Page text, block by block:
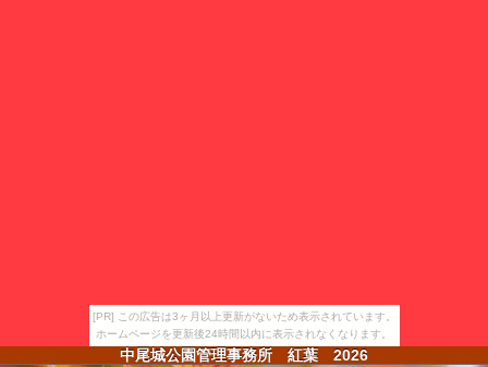
[PR] この広告は3ヶ月以上更新がないため表示されています。
ホームページを更新後24時間以内に表示されなくなります。
中尾城公園管理事務所 紅葉 2026